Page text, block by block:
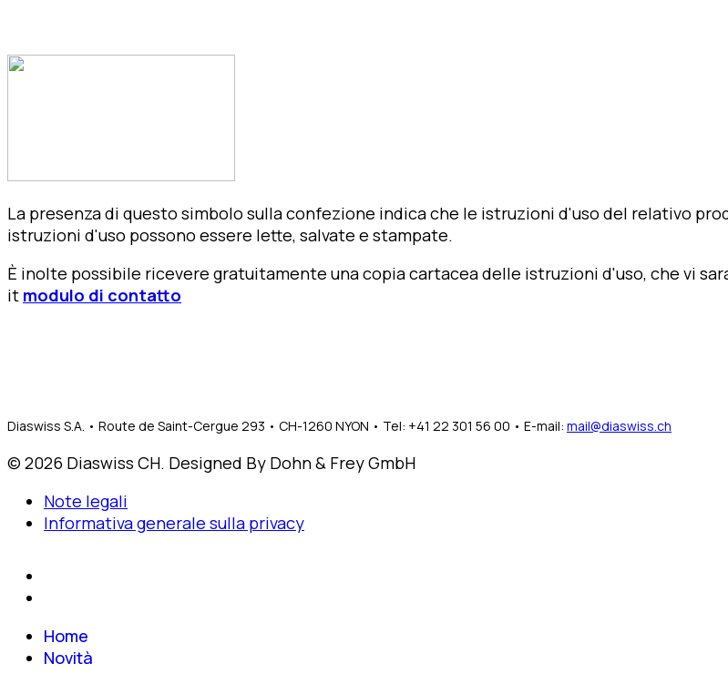
La presenza di questo simbolo sulla confezione indica che le istruzioni d'uso del relativo
istruzioni d'uso possono essere lette, salvate e stampate.
È inolte possibile ricevere gratuitamente una copia cartacea delle istruzioni d'uso, che vi
it modulo di contatto
Diaswiss S.A. • Route de Saint-Cergue 293 • CH-1260 NYON • Tel: +41 22 301 56 00 • E-mail: mail@diaswiss.ch
© 2026 Diaswiss CH. Designed By Dohn & Frey GmbH
Note legali
Informativa generale sulla privacy
Home
Novità